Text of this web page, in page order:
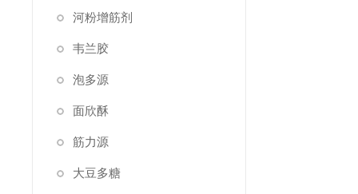
河粉增筋剂
韦兰胶
泡多源
面欣酥
筋力源
大豆多糖